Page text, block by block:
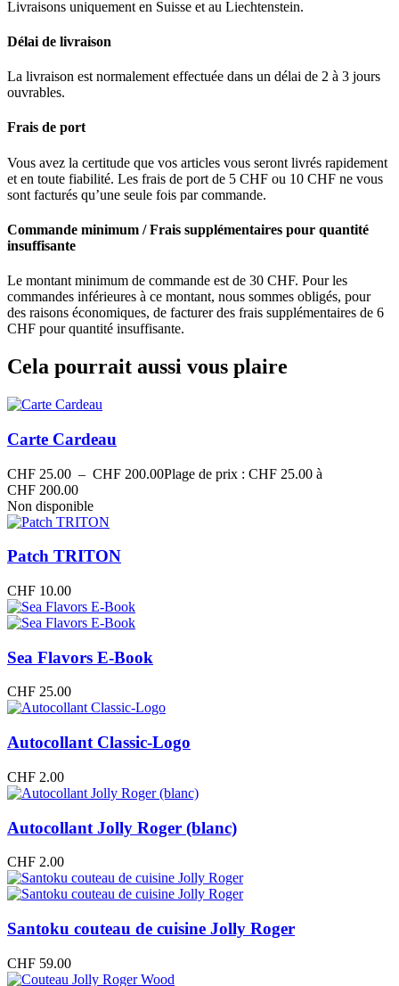
Livraisons uniquement en Suisse et au Liechtenstein.
Délai de livraison
La livraison est normalement effectuée dans un délai de 2 à 3 jours
ouvrables.
Frais de port
Vous avez la certitude que vos articles vous seront livrés rapidement
et en toute fiabilité. Les frais de port de 5 CHF ou 10 CHF ne vous
sont facturés qu’une seule fois par commande.
Commande minimum / Frais supplémentaires pour quantité
insuffisante
Le montant minimum de commande est de 30 CHF. Pour les
commandes inférieures à ce montant, nous sommes obligés, pour
des raisons économiques, de facturer des frais supplémentaires de 6
CHF pour quantité insuffisante.
Cela pourrait aussi vous plaire
Carte Cardeau
CHF 25.00 – CHF 200.00Plage de prix : CHF 25.00 à
CHF 200.00
Non disponible
Patch TRITON
CHF 10.00
Sea Flavors E-Book
CHF 25.00
Autocollant Classic-Logo
CHF 2.00
Autocollant Jolly Roger (blanc)
CHF 2.00
Santoku couteau de cuisine Jolly Roger
CHF 59.00